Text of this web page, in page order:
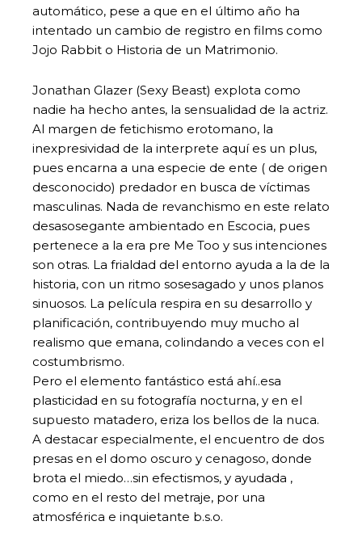
automático, pese a que en el último año ha
intentado un cambio de registro en films como
Jojo Rabbit o Historia de un Matrimonio.
Jonathan Glazer (Sexy Beast) explota como
nadie ha hecho antes, la sensualidad de la actriz.
Al margen de fetichismo erotomano, la
inexpresividad de la interprete aquí es un plus,
pues encarna a una especie de ente ( de origen
desconocido) predador en busca de víctimas
masculinas. Nada de revanchismo en este relato
desasosegante ambientado en Escocia, pues
pertenece a la era pre Me Too y sus intenciones
son otras. La frialdad del entorno ayuda a la de la
historia, con un ritmo sosesagado y unos planos
sinuosos. La película respira en su desarrollo y
planificación, contribuyendo muy mucho al
realismo que emana, colindando a veces con el
costumbrismo.
Pero el elemento fantástico está ahí..esa
plasticidad en su fotografía nocturna, y en el
supuesto matadero, eriza los bellos de la nuca.
A destacar especialmente, el encuentro de dos
presas en el domo oscuro y cenagoso, donde
brota el miedo…sin efectismos, y ayudada ,
como en el resto del metraje, por una
atmosférica e inquietante b.s.o.